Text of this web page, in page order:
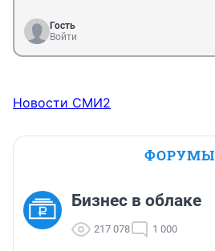
Гость
Войти
Новости СМИ2
ФОРУМЫ
Бизнес в облаке
217 078 1 000